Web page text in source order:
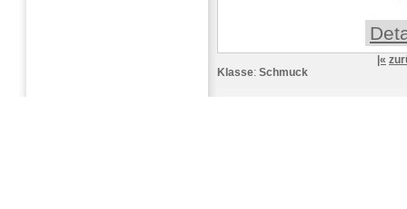
|«
Klasse: Schmuck